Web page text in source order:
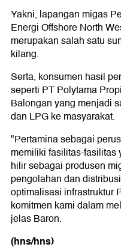
Yakni, lapangan migas
Energi Offshore North
merupakan salah satu
kilang.
Serta, konsumen hasil
seperti PT Polytama
Balongan yang menjadi
dan LPG ke masyarakat.
"Pertamina sebagai
memiliki fasilitas-fasilitas
hilir sebagai produsen
pengolahan dan
optimalisasi infrastruktur
komitmen kami dalam
jelas Baron.
(hns/hns)